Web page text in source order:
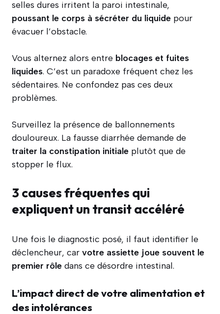
selles dures irritent la paroi intestinale,
poussant le corps à sécréter du liquide pour
évacuer l’obstacle.
Vous alternez alors entre blocages et fuites
liquides. C’est un paradoxe fréquent chez les
sédentaires. Ne confondez pas ces deux
problèmes.
Surveillez la présence de ballonnements
douloureux. La fausse diarrhée demande de
traiter la constipation initiale plutôt que de
stopper le flux.
3 causes fréquentes qui
expliquent un transit accéléré
Une fois le diagnostic posé, il faut identifier le
déclencheur, car votre assiette joue souvent le
premier rôle dans ce désordre intestinal.
L’impact direct de votre alimentation et
des intolérances